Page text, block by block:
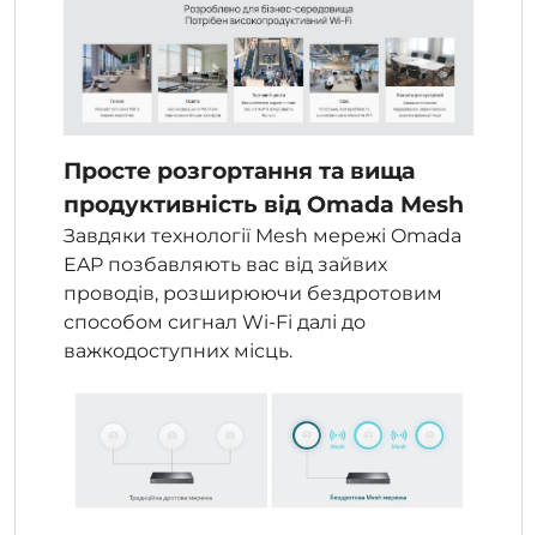
Просте розгортання та вища
продуктивність від Omada Mesh
Завдяки технології Mesh мережі Omada
EAP позбавляють вас від зайвих
проводів, розширюючи бездротовим
способом сигнал Wi-Fi далі до
важкодоступних місць.